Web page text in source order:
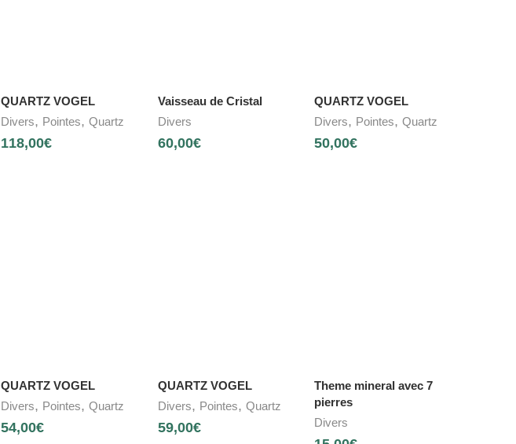
QUARTZ VOGEL
Divers, Pointes, Quartz
118,00€
Vaisseau de Cristal
Divers
60,00€
QUARTZ VOGEL
Divers, Pointes,Quartz
50,00€
QUARTZ VOGEL
Divers, Pointes, Quartz
54,00€
QUARTZ VOGEL
Divers, Pointes, Quartz
59,00€
Theme mineral avec 7
pierres
Divers